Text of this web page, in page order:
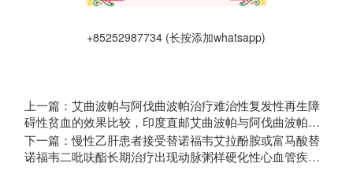
+85252987734 (长按添加whatsapp)
上一篇：艾曲波帕与阿伐曲波帕治疗难治性复发性再生障
碍性贫血的效果比较，印度直邮艾曲波帕与阿伐曲波帕费
用高吗
下一篇：慢性乙肝患者接受替诺福韦艾拉酚胺或富马酸替
诺福韦二吡呋酯长期治疗出现动脉粥样硬化性心血管疾病